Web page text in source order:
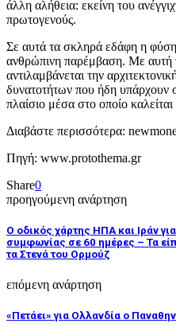
άλλη αλήθεια: εκείνη του
πρωτογενούς.
Σε αυτά τα σκληρά εδάφη η
ανθρώπινη παρέμβαση. Με αυτή
αντιλαμβάνεται την
δυνατοτήτων που ήδη υπάρχουν
πλαίσιο μέσα στο οποίο καλείται
Διαβάστε περισσότερα:
Πηγή: www.protothema.gr
Share0
προηγούμενη ανάρτηση
Ο οδικός χάρτης ΗΠΑ και Ιράν
συμφωνίας σε 60 ημέρες – Τα
τα Στενά του Ορμούζ
επόμενη ανάρτηση
«Πετάει» για Ολλανδία ο